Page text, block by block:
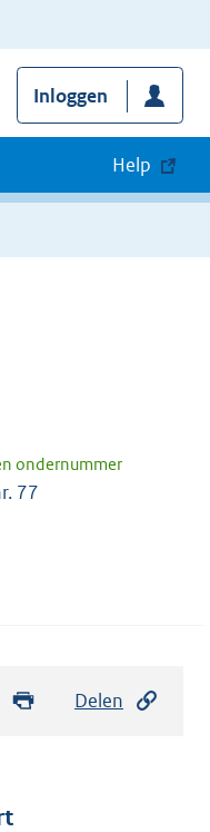
Inloggen
Help
ondernummer
77
Delen